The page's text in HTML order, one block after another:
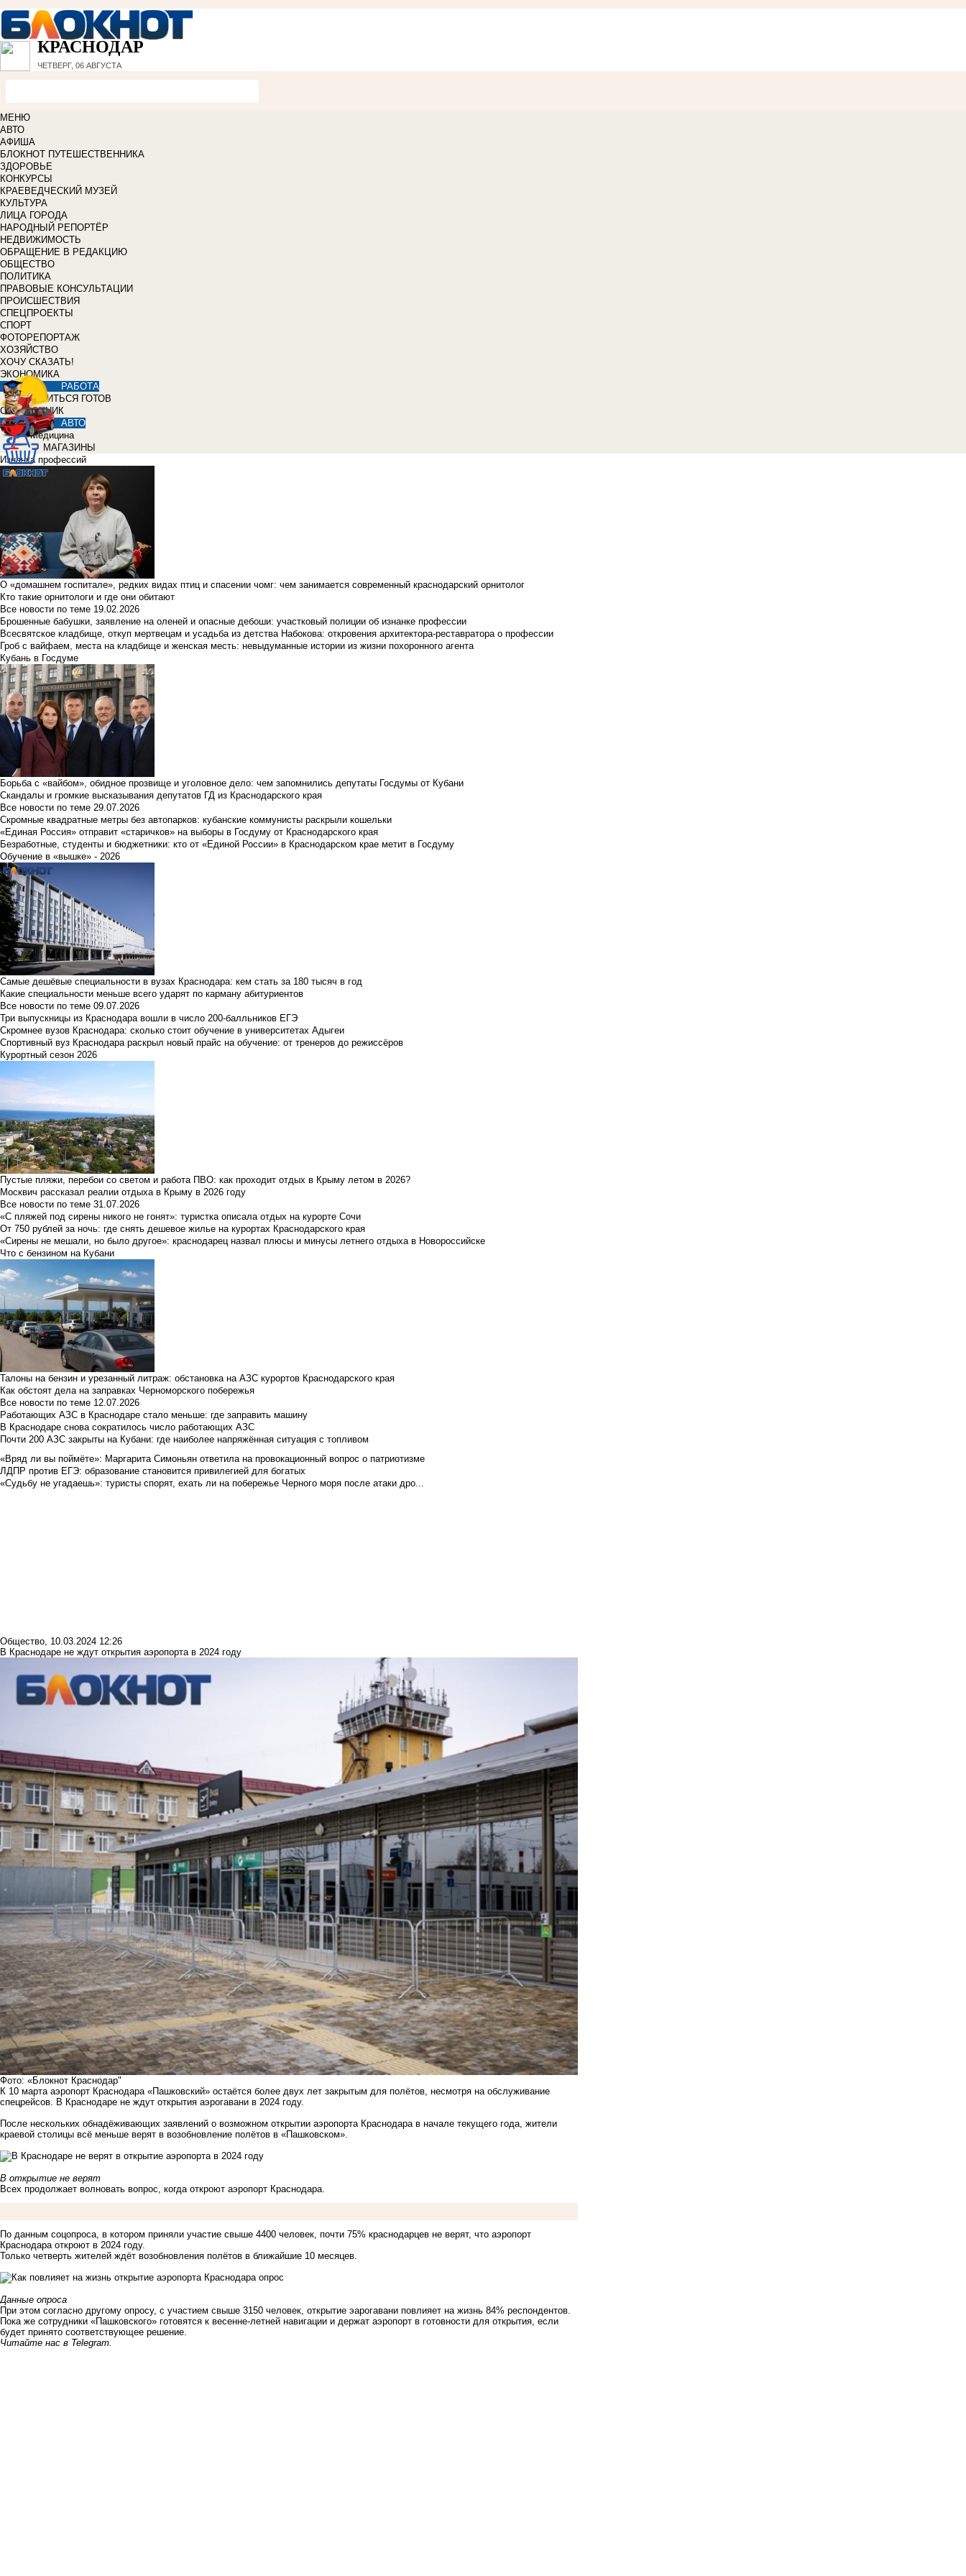
КРАСНОДАР
ЧЕТВЕРГ, 06 АВГУСТА
МЕНЮ
АВТО
АФИША
БЛОКНОТ ПУТЕШЕСТВЕННИКА
ЗДОРОВЬЕ
КОНКУРСЫ
КРАЕВЕДЧЕСКИЙ МУЗЕЙ
КУЛЬТУРА
ЛИЦА ГОРОДА
НАРОДНЫЙ РЕПОРТЁР
НЕДВИЖИМОСТЬ
ОБРАЩЕНИЕ В РЕДАКЦИЮ
ОБЩЕСТВО
ПОЛИТИКА
ПРАВОВЫЕ КОНСУЛЬТАЦИИ
ПРОИСШЕСТВИЯ
СПЕЦПРОЕКТЫ
СПОРТ
ФОТОРЕПОРТАЖ
ХОЗЯЙСТВО
ХОЧУ СКАЗАТЬ!
ЭКОНОМИКА
РАБОТА
УЧИТЬСЯ ГОТОВ
СПРАВОЧНИК
АВТО
Медицина
МАГАЗИНЫ
Изнанка профессий
О «домашнем госпитале», редких видах птиц и спасении чомг: чем занимается современный краснодарский орнитолог
Кто такие орнитологи и где они обитают
Все новости по теме 19.02.2026
Брошенные бабушки, заявление на оленей и опасные дебоши: участковый полиции об изнанке профессии
Всесвятское кладбище, откуп мертвецам и усадьба из детства Набокова: откровения архитектора-реставратора о профессии
Гроб с вайфаем, места на кладбище и женская месть: невыдуманные истории из жизни похоронного агента
Кубань в Госдуме
Борьба с «вайбом», обидное прозвище и уголовное дело: чем запомнились депутаты Госдумы от Кубани
Скандалы и громкие высказывания депутатов ГД из Краснодарского края
Все новости по теме 29.07.2026
Скромные квадратные метры без автопарков: кубанские коммунисты раскрыли кошельки
«Единая Россия» отправит «старичков» на выборы в Госдуму от Краснодарского края
Безработные, студенты и бюджетники: кто от «Единой России» в Краснодарском крае метит в Госдуму
Обучение в «вышке» - 2026
Самые дешёвые специальности в вузах Краснодара: кем стать за 180 тысяч в год
Какие специальности меньше всего ударят по карману абитуриентов
Все новости по теме 09.07.2026
Три выпускницы из Краснодара вошли в число 200-балльников ЕГЭ
Скромнее вузов Краснодара: сколько стоит обучение в университетах Адыгеи
Спортивный вуз Краснодара раскрыл новый прайс на обучение: от тренеров до режиссёров
Курортный сезон 2026
Пустые пляжи, перебои со светом и работа ПВО: как проходит отдых в Крыму летом в 2026?
Москвич рассказал реалии отдыха в Крыму в 2026 году
Все новости по теме 31.07.2026
«С пляжей под сирены никого не гонят»: туристка описала отдых на курорте Сочи
От 750 рублей за ночь: где снять дешевое жилье на курортах Краснодарского края
«Сирены не мешали, но было другое»: краснодарец назвал плюсы и минусы летнего отдыха в Новороссийске
Что с бензином на Кубани
Талоны на бензин и урезанный литраж: обстановка на АЗС курортов Краснодарского края
Как обстоят дела на заправках Черноморского побережья
Все новости по теме 12.07.2026
Работающих АЗС в Краснодаре стало меньше: где заправить машину
В Краснодаре снова сократилось число работающих АЗС
Почти 200 АЗС закрыты на Кубани: где наиболее напряжённая ситуация с топливом
«Вряд ли вы поймёте»: Маргарита Симоньян ответила на провокационный вопрос о патриотизме
ЛДПР против ЕГЭ: образование становится привилегией для богатых
«Судьбу не угадаешь»: туристы спорят, ехать ли на побережье Черного моря после атаки дро...
Общество, 10.03.2024 12:26
В Краснодаре не ждут открытия аэропорта в 2024 году
Фото: «Блокнот Краснодар"
К 10 марта аэропорт Краснодара «Пашковский» остаётся более двух лет закрытым для полётов, несмотря на обслуживание
спецрейсов. В Краснодаре не ждут открытия аэрогавани в 2024 году.
После нескольких обнадёживающих заявлений о возможном открытии аэропорта Краснодара в начале текущего года, жители
краевой столицы всё меньше верят в возобновление полётов в «Пашковском».
В открытие не верят
Всех продолжает волновать вопрос, когда откроют аэропорт Краснодара.
По данным соцопроса, в котором приняли участие свыше 4400 человек, почти 75% краснодарцев не верят, что аэропорт
Краснодара откроют в 2024 году.
Только четверть жителей ждёт возобновления полётов в ближайшие 10 месяцев.
Данные опроса
При этом согласно другому опросу, с участием свыше 3150 человек, открытие эарогавани повлияет на жизнь 84% респондентов.
Пока же сотрудники «Пашковского» готовятся к весенне-летней навигации и держат аэропорт в готовности для открытия, если
будет принято соответствующее решение.
Читайте нас в Telegram.